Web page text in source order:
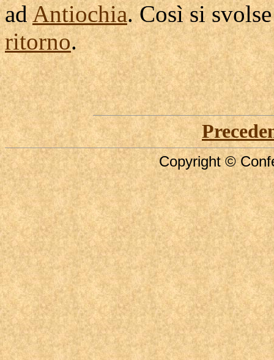
adAntiochia. Così sisvolse
ritorno.
Copyright ©